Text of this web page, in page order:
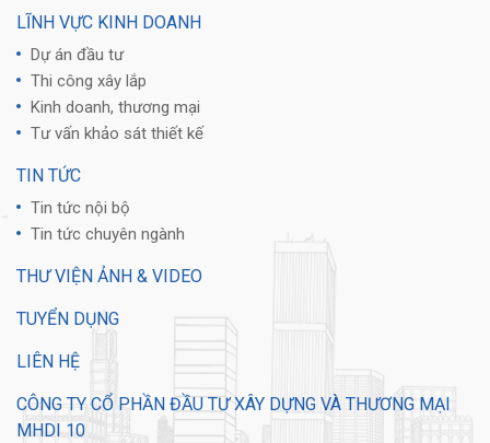
LĨNH VỰC KINH DOANH
Dự án đầu tư
Thi công xây lắp
Kinh doanh, thương mại
Tư vấn khảo sát thiết kế
TIN TỨC
Tin tức nội bộ
Tin tức chuyên ngành
THƯ VIỆN ẢNH & VIDEO
TUYỂN DỤNG
LIÊN HỆ
CÔNG TY CỔ PHẦN ĐẦU TƯ XÂY DỰNG VÀ THƯƠNG MẠI
MHDI 10